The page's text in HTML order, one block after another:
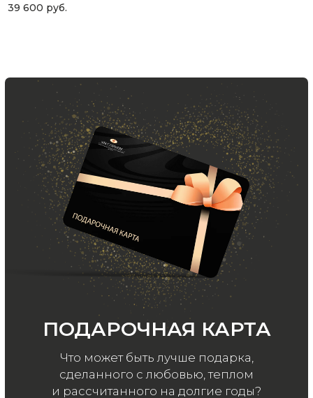
39 600 руб.
ПОДАРОЧНАЯ КАРТА
Что может быть лучше подарка,
сделанного с любовью, теплом
и рассчитанного на долгие годы?